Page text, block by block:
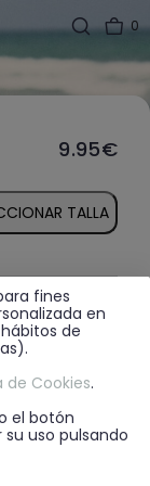
0
9.95€
TALLA
fines
en
de
de Cookies.
el botón
uso pulsando